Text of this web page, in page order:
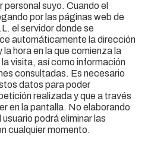
suyo. Cuando el
por las páginas web de
el servidor donde se
automáticamente la dirección
la hora en la que comienza la
visita, así como información
consultadas. Es necesario
datos para poder
realizada y que a través
en la pantalla. No elaborando
podrá eliminar las
cualquier momento.